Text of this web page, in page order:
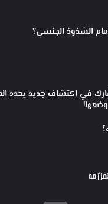
الشذوذ الجنسي؟
في اكتشاف جديد يحدد